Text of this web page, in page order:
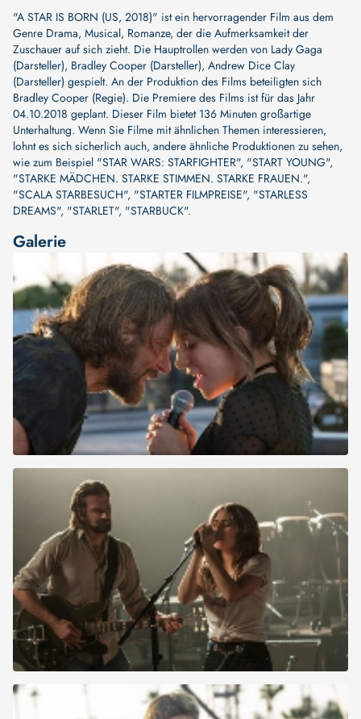
"A STAR IS BORN (US, 2018)" ist ein hervorragender Film aus dem
Genre Drama, Musical, Romanze, der die Aufmerksamkeit der
Zuschauer auf sich zieht. Die Hauptrollen werden von Lady Gaga
(Darsteller), Bradley Cooper (Darsteller), Andrew Dice Clay
(Darsteller) gespielt. An der Produktion des Films beteiligten sich
Bradley Cooper (Regie). Die Premiere des Films ist für das Jahr
04.10.2018 geplant. Dieser Film bietet 136 Minuten großartige
Unterhaltung. Wenn Sie Filme mit ähnlichen Themen interessieren,
lohnt es sich sicherlich auch, andere ähnliche Produktionen zu sehen,
wie zum Beispiel "STAR WARS: STARFIGHTER", "START YOUNG",
"STARKE MÄDCHEN. STARKE STIMMEN. STARKE FRAUEN.",
"SCALA STARBESUCH", "STARTER FILMPREISE", "STARLESS
DREAMS", "STARLET", "STARBUCK".
Galerie